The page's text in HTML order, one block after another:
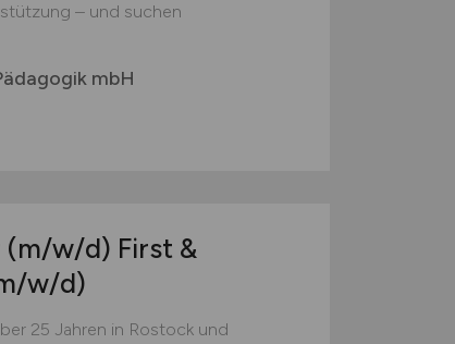
– und suchen
mbH
(m/w/d) First &
w/d)
25 Jahren in Rostock und